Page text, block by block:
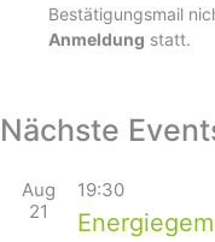
Bestätigungsmail
Anmeldung statt.
Nächste
Aug
21
19:30